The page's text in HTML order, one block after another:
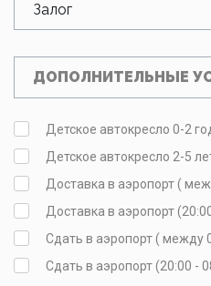
Залог
ДОПОЛНИТЕЛЬНЫЕ
Детское автокресло 0-2
Детское автокресло 2-5
Доставка в аэропорт (
Доставка в аэропорт
Сдать в аэропорт ( между
Сдать в аэропорт (20:00 -